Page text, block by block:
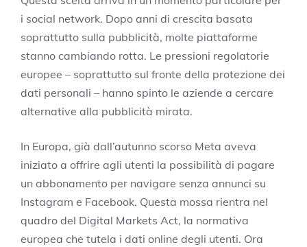
i social network. Dopo anni di crescita basata
soprattutto sulla pubblicità, molte piattaforme
stanno cambiando rotta. Le pressioni regolatorie
europee – soprattutto sul fronte della protezione dei
dati personali – hanno spinto le aziende a cercare
alternative alla pubblicità mirata.
In Europa, già dall’autunno scorso Meta aveva
iniziato a offrire agli utenti la possibilità di pagare
un abbonamento per navigare senza annunci su
Instagram e Facebook. Questa mossa rientra nel
quadro del Digital Markets Act, la normativa
europea che tutela i dati online degli utenti. Ora